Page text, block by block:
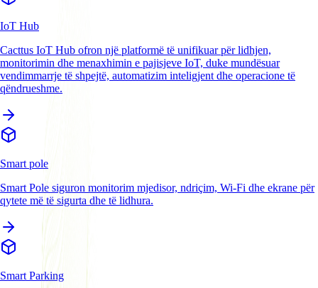
IoT Hub
Cacttus IoT Hub ofron një platformë të unifikuar për lidhjen,
monitorimin dhe menaxhimin e pajisjeve IoT, duke mundësuar
vendimmarrje të shpejtë, automatizim inteligjent dhe operacione të
qëndrueshme.
Smart pole
Smart Pole siguron monitorim mjedisor, ndriçim, Wi-Fi dhe ekrane për
qytete më të sigurta dhe të lidhura.
Smart Parking